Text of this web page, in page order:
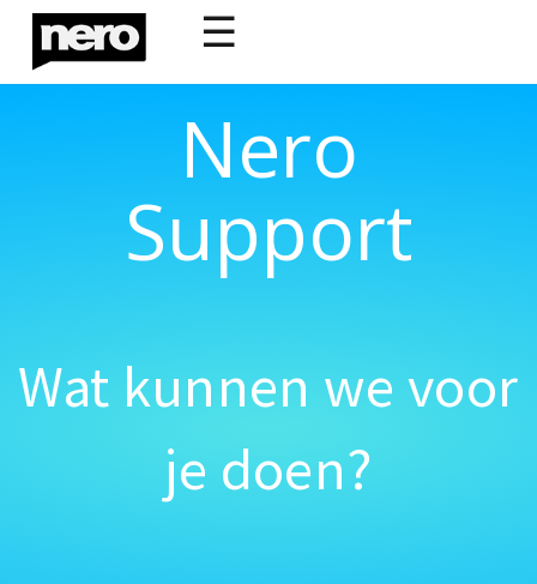
☰
Nero
Support
Wat kunnen we voor
je doen?